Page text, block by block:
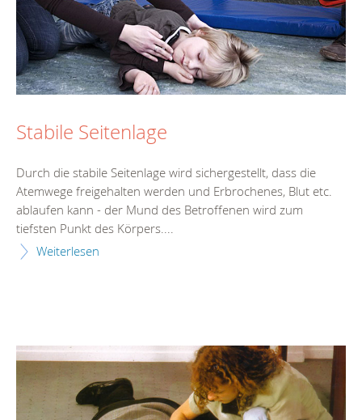
Stabile Seitenlage
Durch die stabile Seitenlage wird sichergestellt, dass die
Atemwege freigehalten werden und Erbrochenes, Blut etc.
ablaufen kann - der Mund des Betroffenen wird zum
tiefsten Punkt des Körpers....
Weiterlesen